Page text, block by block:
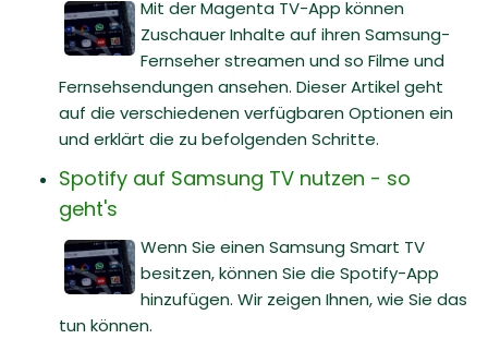
Mit der Magenta TV-App können
Zuschauer Inhalte auf ihren Samsung-
Fernseher streamen und so Filme und
Fernsehsendungen ansehen. Dieser Artikel geht
auf die verschiedenen verfügbaren Optionen ein
und erklärt die zu befolgenden Schritte.
Spotify auf Samsung TV nutzen - so
geht's
Wenn Sie einen Samsung Smart TV
besitzen, können Sie die Spotify-App
hinzufügen. Wir zeigen Ihnen, wie Sie das
tun können.